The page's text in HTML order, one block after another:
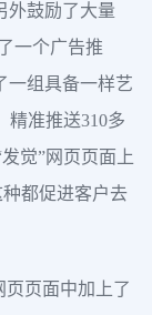
外鼓励了大量
一个广告推
一组具备一样艺
精准推送310多
觉”网页页面上
都促进客户去
页页面中加上了